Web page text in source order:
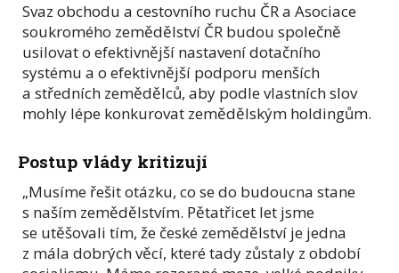
Svaz obchodu a cestovního ruchu ČR a Asociace
soukromého zemědělství ČR budou společně
usilovat o efektivnější nastavení dotačního
systému a o efektivnější podporu menších
a středních zemědělců, aby podle vlastních slov
mohly lépe konkurovat zemědělským holdingům.
Postup vlády kritizují
„Musíme řešit otázku, co se do budoucna stane
s naším zemědělstvím. Pětatřicet let jsme
se utěšovali tím, že české zemědělství je jedna
z mála dobrých věcí, které tady zůstaly z období